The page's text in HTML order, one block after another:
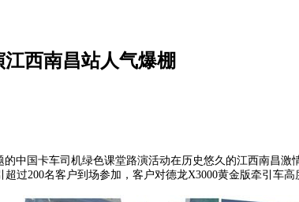
西南昌站人气爆棚
的中国卡车司机绿色课堂路演活动在历史悠久的江西南昌
200名客户到场参加，客户对德龙X3000黄金版牵引车高